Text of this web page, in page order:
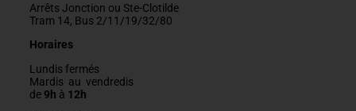
Arrêts Jonction ou Ste-Clotilde
Tram 14, Bus 2/11/19/32/80
Horaires
Lundis fermés
Mardis au vendredis
de9h à 12h